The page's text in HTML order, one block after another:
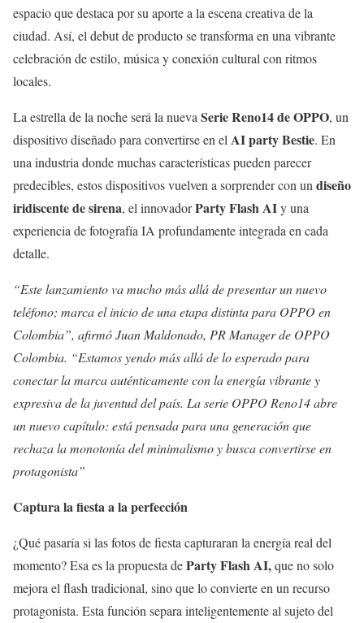
espacio que destaca por su aporte a la escena creativa de la
ciudad. Así, el debut de producto se transforma en una vibrante
celebración de estilo, música y conexión cultural con ritmos
locales.
La estrella de la noche será la nueva Serie Reno14 de OPPO, un
dispositivo diseñado para convertirse en el AI party Bestie. En
una industria donde muchas características pueden parecer
predecibles, estos dispositivos vuelven a sorprender con un diseño
iridiscente de sirena, el innovadorParty Flash AIy una
experiencia de fotografía IA profundamente integrada en cada
detalle.
“Este lanzamiento va mucho más allá de presentar un nuevo
teléfono; marca el inicio de una etapa distinta para OPPO en
Colombia”, afirmó Juan Maldonado, PR Manager de OPPO
Colombia. “Estamos yendo más allá de lo esperado para
conectar la marca auténticamente con la energía vibrante y
expresiva de la juventud del país. La serie OPPO Reno14 abre
un nuevo capítulo: está pensada para una generación que
rechaza la monotonía del minimalismo y busca convertirse en
protagonista”
Captura la fiesta a la perfección
¿Qué pasaría si las fotos de fiesta capturaran la energía real del
momento? Esa es la propuesta deParty Flash AI,que no solo
mejora el flash tradicional, sino que lo convierte en un recurso
protagonista. Esta función separa inteligentemente al sujeto del